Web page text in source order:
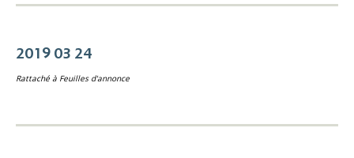
2019 03 24
Rattaché à Feuilles d'annonce